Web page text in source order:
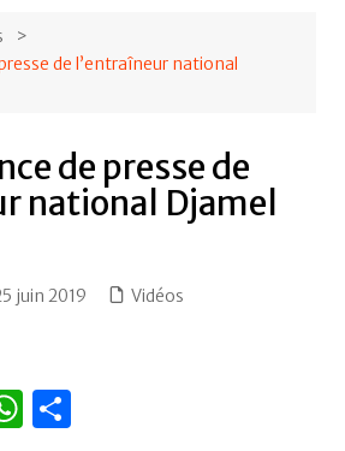
de l’entraîneur national
de presse de
national Djamel
juin 2019 Vidéos
W P